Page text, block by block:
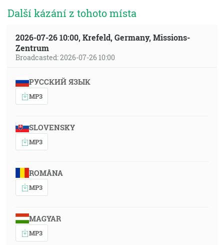
Další kázání z tohoto místa
2026-07-26 10:00, Krefeld, Germany, Missions-
Zentrum
Broadcasted: 2026-07-26 10:00
РУССКИЙ ЯЗЫК
MP3
SLOVENSKY
MP3
ROMÂNA
MP3
MAGYAR
MP3